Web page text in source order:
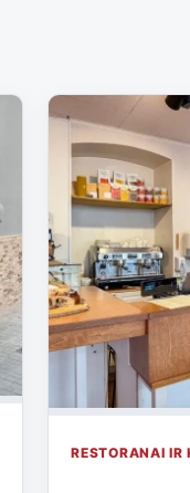
RESTORANAI IR